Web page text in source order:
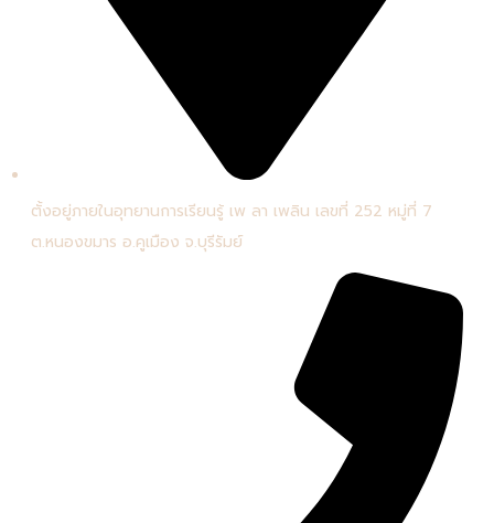
ตั้งอยู่ภายในอุทยานการเรียนรู้ เพ ลา เพลิน เลขที่ 252 หมู่ที่ 7
ต.หนองขมาร อ.คูเมือง จ.บุรีรัมย์